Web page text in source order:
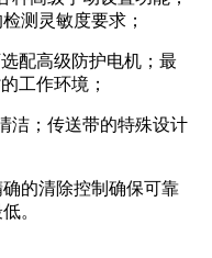
测灵敏度要求；
配高级防护电机；最
工作环境；
洁；传送带的特殊设计
的清除控制确保可靠
。